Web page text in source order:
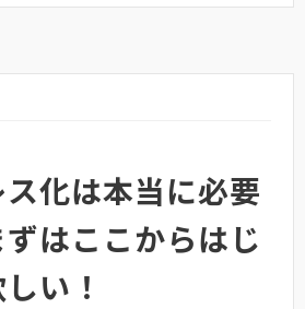
化は本当に必要
はここからはじ
い！